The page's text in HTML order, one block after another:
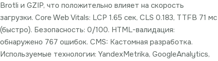
Brotli и GZIP, что положительно влияет на скорость
загрузки. Core Web Vitals: LCP 1.65 сек, CLS 0.183, TTFB 71 мс
(быстро). Безопасность: 0/100. HTML-валидация:
обнаружено 767 ошибок. CMS: Кастомная разработка.
Используемые технологии: YandexMetrika, GoogleAnalytics,